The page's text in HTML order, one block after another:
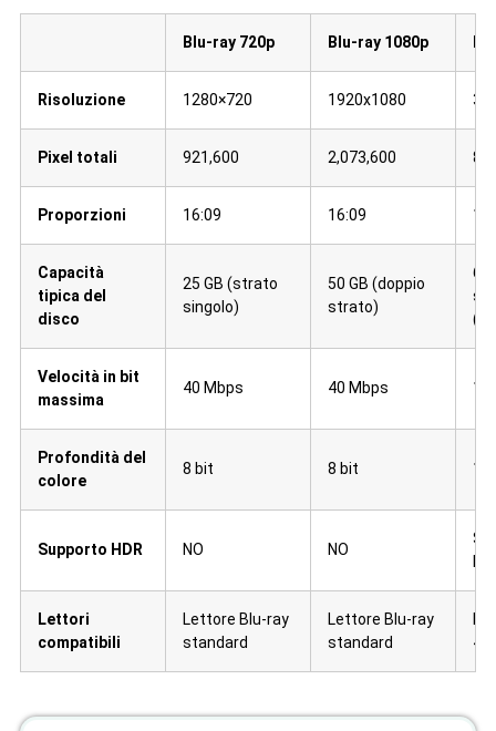
Blu-ray 720p Blu-ray 1080p
Risoluzione 1280×720 1920x1080
Pixel totali 921,600 2,073,600
Proporzioni 16:09 16:09
Capacità
tipica del
disco
25 GB (strato
singolo)
50 GB (doppio
strato)
66
Velocità in bit
massima
40 Mbps 40 Mbps
Profondità del
colore
8 bit 8 bit 10
Supporto HDR NO NO
Sì
Lettori
compatibili
Lettore Blu-ray
standard
Lettore Blu-ray
standard
4K